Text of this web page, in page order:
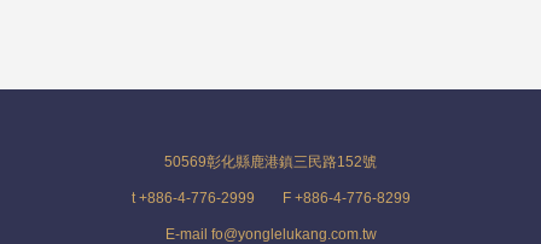
50569彰化縣鹿港鎮三民路152號
t +886-4-776-2999 F +886-4-776-8299
E-mail fo@yonglelukang.com.tw